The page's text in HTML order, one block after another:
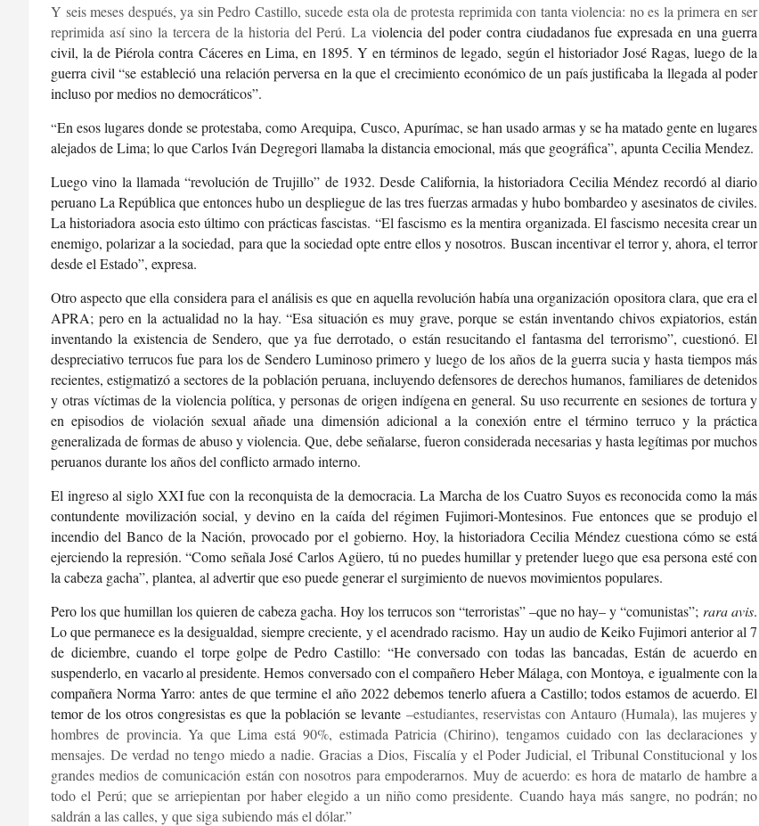
Y seis meses después, ya sin Pedro Castillo, sucede esta ola de protesta reprimida con tanta violencia: no es la primera en ser
reprimida así sino la tercera de la historia del Perú. La violencia del poder contra ciudadanos fue expresada en una guerra
civil, la de Piérola contra Cáceres en Lima, en 1895. Y en términos de legado, según el historiador José Ragas, luego de la
guerra civil “se estableció una relación perversa en la que el crecimiento económico de un país justificaba la llegada al poder
incluso por medios no democráticos”.
“En esos lugares donde se protestaba, como Arequipa, Cusco, Apurímac, se han usado armas y se ha matado gente en lugares
alejados de Lima; lo que Carlos Iván Degregori llamaba la distancia emocional, más que geográfica”, apunta Cecilia Mendez.
Luego vino la llamada “revolución de Trujillo” de 1932. Desde California, la historiadora Cecilia Méndez recordó al diario
peruano La República que entonces hubo un despliegue de las tres fuerzas armadas y hubo bombardeo y asesinatos de civiles.
La historiadora asocia esto último con prácticas fascistas. “El fascismo es la mentira organizada. El fascismo necesita crear un
enemigo, polarizar a la sociedad, para que la sociedad opte entre ellos y nosotros. Buscan incentivar el terror y, ahora, el terror
desde el Estado”, expresa.
Otro aspecto que ella considera para el análisis es que en aquella revolución había una organización opositora clara, que era el
APRA; pero en la actualidad no la hay. “Esa situación es muy grave, porque se están inventando chivos expiatorios, están
inventando la existencia de Sendero, que ya fue derrotado, o están resucitando el fantasma del terrorismo”, cuestionó. El
despreciativo terrucos fue para los de Sendero Luminoso primero y luego delos años de la guerra sucia y hasta tiempos más
recientes, estigmatizó a sectores de la población peruana, incluyendo defensores de derechos humanos, familiares de detenidos
y otras víctimas de la violencia política, y personas de origen indígena en general. Su uso recurrente en sesiones de tortura y
en episodios de violación sexual añade una dimensión adicional a la conexión entre el término terruco y la práctica
generalizada de formas de abuso y violencia. Que, debe señalarse, fueron considerada necesarias y hasta legítimas por muchos
peruanos durante los años del conflicto armado interno.
El ingreso al siglo XXI fue con la reconquista de la democracia. La Marcha de los Cuatro Suyos es reconocida como la más
contundente movilización social, y devino en la caída del régimen Fujimori-Montesinos. Fue entonces que se produjo el
incendio del Banco de la Nación, provocado por el gobierno. Hoy, la historiadora Cecilia Méndez cuestiona cómo se está
ejerciendo la represión. “Como señala José Carlos Agüero, tú no puedes humillar y pretender luego que esa persona esté con
la cabeza gacha”, plantea, al advertir que eso puede generar el surgimiento de nuevos movimientos populares.
Pero los que humillan los quieren de cabeza gacha. Hoy los terrucos son “terroristas” –que no hay– y “comunistas”; rara avis.
Lo que permanece es la desigualdad, siempre creciente, y el acendrado racismo. Hay un audio de Keiko Fujimori anterior al 7
de diciembre, cuando el torpe golpe de Pedro Castillo: “He conversado con todas las bancadas, Están de acuerdo en
suspenderlo, en vacarloal presidente. Hemos conversado con el compañero Heber Málaga, con Montoya, e igualmente con la
compañera Norma Yarro: antes de que termine el año 2022 debemos tenerlo afuera a Castillo; todos estamos de acuerdo. El
temor de los otros congresistas es que la población se levante–estudiantes, reservistas con Antauro (Humala), las mujeres y
hombres de provincia. Ya que Lima está 90%, estimada Patricia (Chirino), tengamos cuidado con las declaraciones y
mensajes. De verdad no tengo miedo a nadie. Gracias a Dios, Fiscalía y el Poder Judicial, el Tribunal Constitucional y los
grandes medios de comunicación están con nosotros para empoderarnos. Muy de acuerdo: es hora de matarlo de hambre a
todo el Perú; que se arriepientan por haber elegido a un niño como presidente. Cuando haya más sangre, no podrán; no
saldrán a las calles, y que siga subiendo más el dólar.”